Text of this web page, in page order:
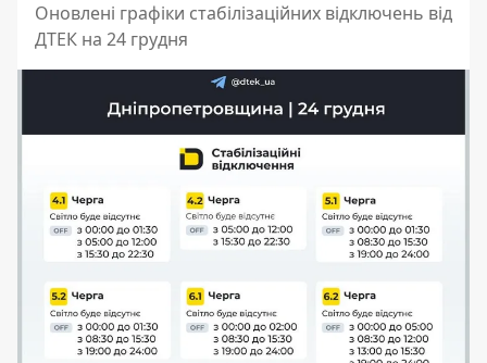
Оновлені графіки стабілізаційних відключень від
ДТЕК на 24 грудня